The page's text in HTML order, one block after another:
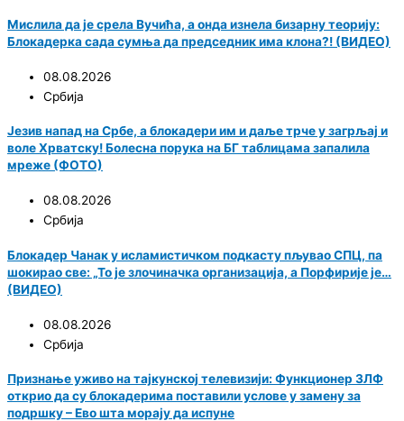
Мислила да је срела Вучића, а онда изнела бизарну теорију:
Блокадерка сада сумња да председник има клона?! (ВИДЕО)
08.08.2026
Србија
Језив напад на Србе, а блокадери им и даље трче у загрљај и
воле Хрватску! Болесна порука на БГ таблицама запалила
мреже (ФОТО)
08.08.2026
Србија
Блокадер Чанак у исламистичком подкасту пљувао СПЦ, па
шокирао све: „То је злочиначка организација, а Порфирије је…
(ВИДЕО)
08.08.2026
Србија
Признање уживо на тајкунској телевизији: Функционер ЗЛФ
открио да су блокадерима поставили услове у замену за
подршку – Ево шта морају да испуне